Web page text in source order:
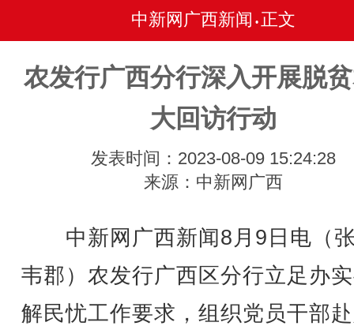
中新网广西新闻 • 正文
农发行广西分行深入开展脱
大回访行动
发表时间：2023-08-09 15:24:28
来源：中新网广西
中新网广西新闻8月9日电（
韦郡）农发行广西区分行立足办
解民忧工作要求，组织党员干部